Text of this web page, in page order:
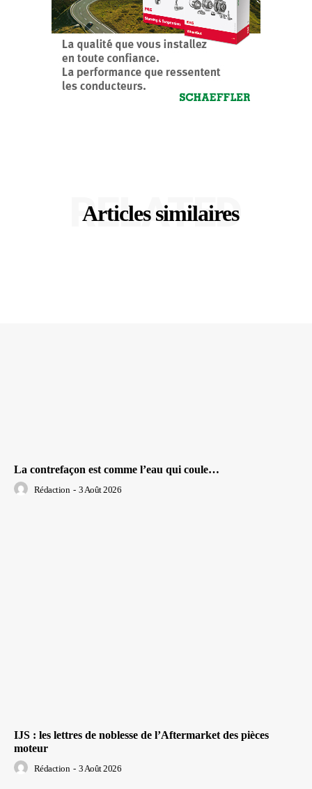
Articles similaires
RELATED
La contrefaçon est comme l’eau qui coule…
Rédaction - 3 Août 2026
IJS : les lettres de noblesse de l’Aftermarket des pièces
moteur
Rédaction - 3 Août 2026